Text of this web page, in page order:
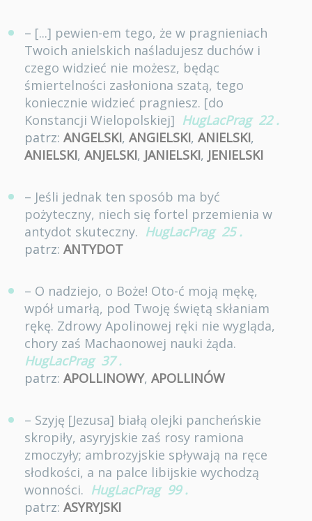
– [...] pewien-em tego, że w pragnieniach
Twoich anielskich naśladujesz duchów i
czego widzieć nie możesz, będąc
śmiertelności zasłoniona szatą, tego
koniecznie widzieć pragniesz. [do
Konstancji Wielopolskiej] HugLacPrag 22 .
patrz: ANGELSKI, ANGIELSKI, ANIELSKI,
ANIELSKI, ANJELSKI, JANIELSKI, JENIELSKI
– Jeśli jednak ten sposób ma być
pożyteczny, niech się fortel przemienia w
antydot skuteczny. HugLacPrag 25 .
patrz: ANTYDOT
– O nadziejo, o Boże! Oto-ć moją mękę,
wpół umarłą, pod Twoję świętą skłaniam
rękę. Zdrowy Apolinowej ręki nie wygląda,
chory zaś Machaonowej nauki żąda.
HugLacPrag 37 .
patrz: APOLLINOWY, APOLLINÓW
– Szyję [Jezusa] białą olejki pancheńskie
skropiły, asyryjskie zaś rosy ramiona
zmoczyły; ambrozyjskie spływają na ręce
słodkości, a na palce libijskie wychodzą
wonności. HugLacPrag 99 .
patrz: ASYRYJSKI